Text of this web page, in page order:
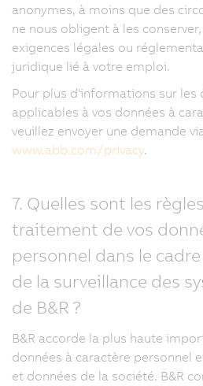
anonymes, à moins que des
ne nous obligent à les
exigences légales ou
juridique lié à votre emploi.
Pour plus d'informations sur les
applicables à vos données à
veuillez envoyer une demande
www.abb.com/privacy.
7. Quelles sont les
traitement de vos
personnel dans le
de la surveillance des
de B&R ?
B&R accorde la plus haute
données à caractère personnel
et données de la société. B&R